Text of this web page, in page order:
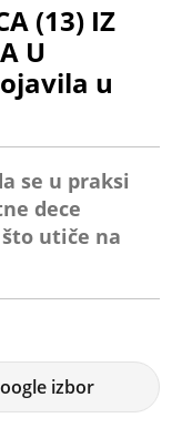
(13) IZ
U
u
se u praksi
dece
utiče na
izbor